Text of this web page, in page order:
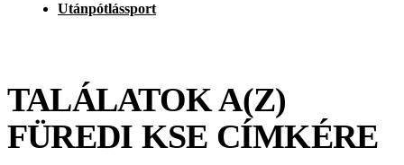
Utánpótlássport
TALÁLATOK A(Z)
FÜREDI KSE CÍMKÉRE